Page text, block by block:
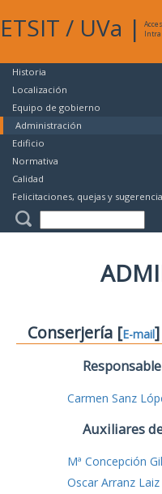
ETSIT / UVa |
Historia
Localización
Equipo de gobierno
Administración
Edificio
Normativa
Calidad
Felicitaciones, quejas y
Conserjería [E-mail
Responsable
Carmen Sanz
Auxiliares
Mª Concepción Gil
Oscar Arranz Laiz